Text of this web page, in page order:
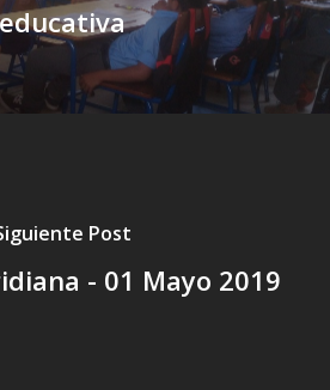
educativa
Post
- 01 Mayo 2019